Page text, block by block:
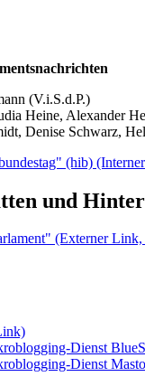
(V.i.S.d.P.)
Heine, Alexander
Denise Schwarz,
(hib)
und
(Externer Link,
Dienst
Dienst